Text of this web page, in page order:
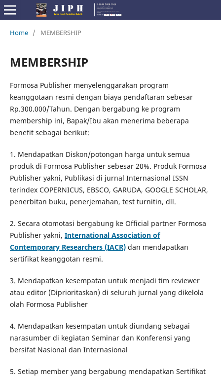
Home / MEMBERSHIP
MEMBERSHIP
Formosa Publisher menyelenggarakan program
keanggotaan resmi dengan biaya pendaftaran sebesar
Rp.300.000/Tahun. Dengan bergabung ke program
membership ini, Bapak/Ibu akan menerima beberapa
benefit sebagai berikut:
1. Mendapatkan Diskon/potongan harga untuk semua
produk di Formosa Publisher sebesar 20%. Produk Formosa
Publisher yakni, Publikasi di jurnal Internasional ISSN
terindex COPERNICUS, EBSCO, GARUDA, GOOGLE SCHOLAR,
penerbitan buku, penerjemahan, test turnitin, dll.
2. Secara otomotasi bergabung ke Official partner Formosa
Publisher yakni, International Association of
Contemporary Researchers (IACR)dan mendapatkan
sertifikat keanggotan resmi.
3. Mendapatkan kesempatan untuk menjadi tim reviewer
atau editor (Diprioritaskan) di seluruh jurnal yang dikelola
olah Formosa Publisher
4. Mendapatkan kesempatan untuk diundang sebagai
narasumber di kegiatan Seminar dan Konferensi yang
bersifat Nasional dan Internasional
5. Setiap member yang bergabung mendapatkan Sertifikat